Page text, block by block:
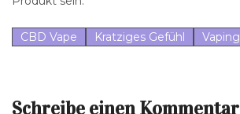
CBD Vape Kratziges Gefühl
Schreibe einen Kommentar